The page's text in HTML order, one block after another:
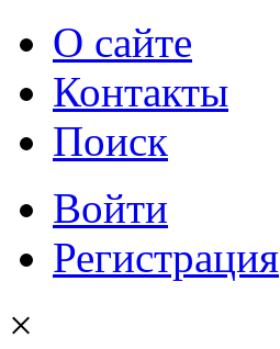
О сайте
Контакты
Поиск
Войти
Регистрация
×